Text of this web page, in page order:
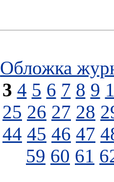
Обложка
3 4 5 6 7 8 9
25 26 27 28
44 45 46 47
59 60 61